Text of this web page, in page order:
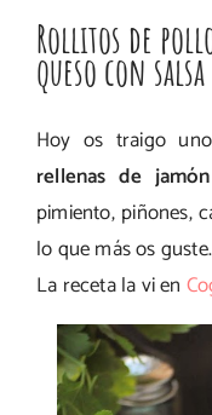
Rollitos de
queso con
Hoy os traigo
rellenas de
pimiento, piñones,
lo que más os guste.
La receta la vi en